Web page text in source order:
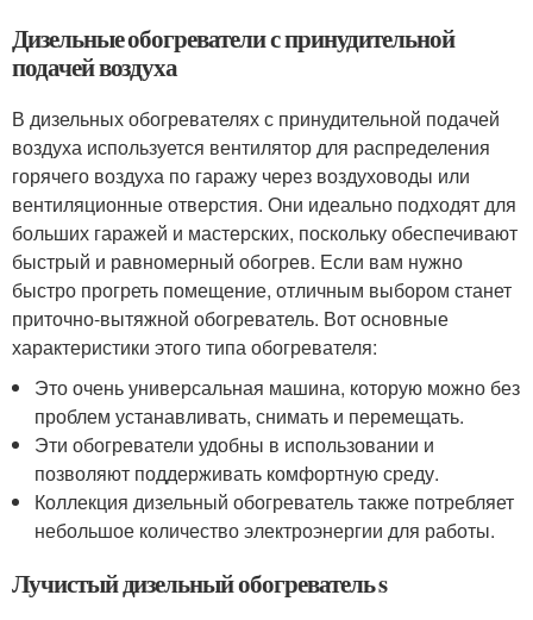
Дизельные обогреватели с принудительной
подачей воздуха
В дизельных обогревателях с принудительной подачей
воздуха используется вентилятор для распределения
горячего воздуха по гаражу через воздуховоды или
вентиляционные отверстия. Они идеально подходят для
больших гаражей и мастерских, поскольку обеспечивают
быстрый и равномерный обогрев. Если вам нужно
быстро прогреть помещение, отличным выбором станет
приточно-вытяжной обогреватель. Вот основные
характеристики этого типа обогревателя:
Это очень универсальная машина, которую можно без
проблем устанавливать, снимать и перемещать.
Эти обогреватели удобны в использовании и
позволяют поддерживать комфортную среду.
Коллекция дизельный обогреватель также потребляет
небольшое количество электроэнергии для работы.
Лучистый дизельный обогреватель s